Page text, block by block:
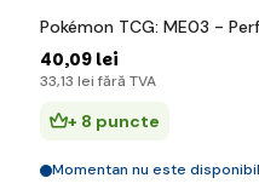
Pokémon TCG: ME03 -
40,09 lei
33,13 lei fără TVA
+ 8 puncte
Momentan nu este disponibil